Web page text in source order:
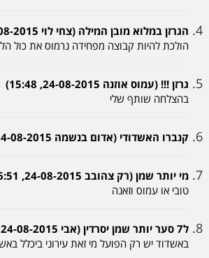
הגרזן במלוא מובן המילה (צחי לוי 24-08-2015, 15:44)
הולכת להיות קבוצה מפחידה נרמוס את כול
גרזן !!! (עמוס אוזנה 24-08-2015, 15:48)
בהצלחה שותף שלי
קנברו האשדודי (אדום בנשמה 24-08-2015, 16:04)
מי יותר שמן (רק צהובב 24-08-2015, 16:51)
טובי או עמוס וזאנה
ל7 סער יותר שמן יסרדין (אבי 24-08-2015, 17:20)
באשדוד יש רק הפועל מי זאת עירוני ביכלל